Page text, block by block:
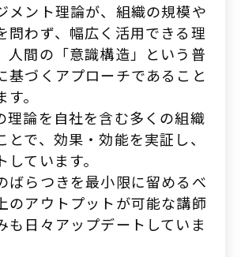
メント理論が、組織の規模や
問わず、幅広く活用できる理
人間の「意識構造」という普
基づくアプローチであること
。
理論を自社を含む多くの組織
とで、効果・効能を実証し、
ています。
ばらつきを最小限に留めるべ
のアウトプットが可能な講師
も日々アップデートしていま